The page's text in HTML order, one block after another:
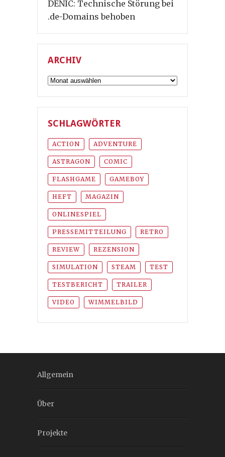
DENIC: Technische Störung bei
.de-Domains behoben
ARCHIV
Archiv
SCHLAGWÖRTER
ACTION ADVENTURE
ASTRAGON COMIC
FLASHGAME GAMEBOY
HEFT MAGAZIN
ONLINESPIEL
PRESSEMITTEILUNG RETRO
REVIEW REZENSION
SIMULATION STEAM TEST
TESTBERICHT TRAILER
VIDEO WIMMELBILD
Allgemein
Über
Projekte